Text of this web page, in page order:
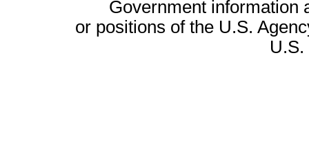
Government information
or positions of the U.S.